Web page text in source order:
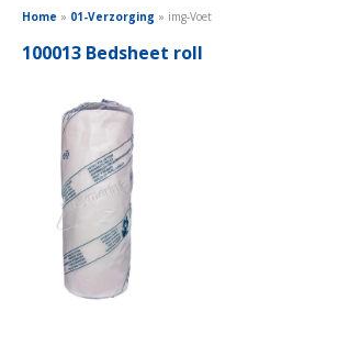
Home » 01-Verzorging » img-Voet
100013 Bedsheet roll